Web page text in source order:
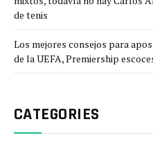
de tenis
Los mejores consejos para
de la UEFA, Premiership
CATEGORIES